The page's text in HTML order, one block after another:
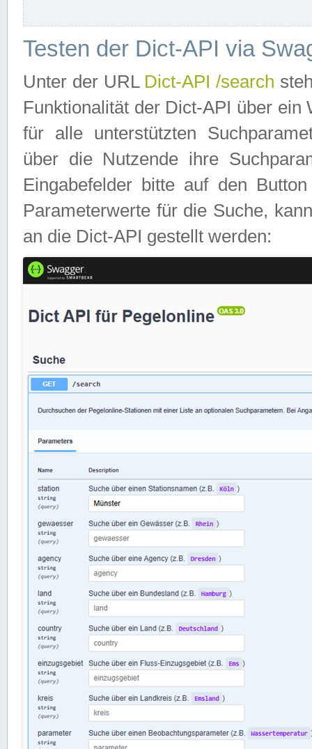
Testen der Dict-API via
Unter der URL Dict-API /search
Funktionalität der Dict-API über
für alle unterstützten
über die Nutzende ihre
Eingabefelder bitte auf den
Parameterwerte für die Suche,
an die Dict-API gestellt werden: